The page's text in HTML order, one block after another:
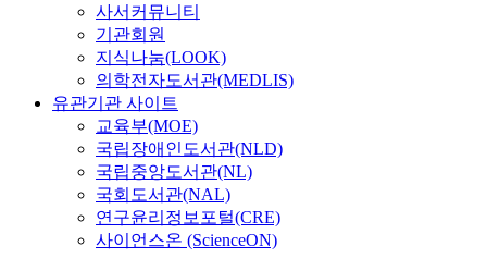
사서커뮤니티
기관회원
지식나눔(LOOK)
의학전자도서관(MEDLIS)
유관기관 사이트
교육부(MOE)
국립장애인도서관(NLD)
국립중앙도서관(NL)
국회도서관(NAL)
연구윤리정보포털(CRE)
사이언스온 (ScienceON)